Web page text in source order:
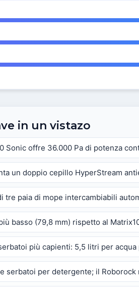
in un vistazo
Sonic offre 36.000 Pa di potenza
un doppio cepillo HyperStream
tre paia di mope intercambiabili
basso (79,8 mm) rispetto al
più capienti: 5,5 litri per
serbatoi per detergente; il Roborock